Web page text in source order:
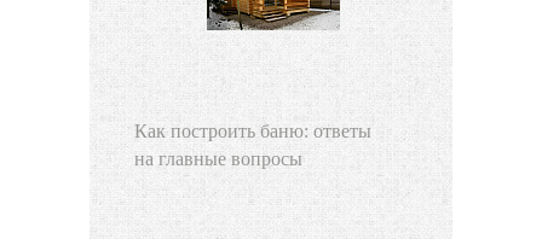
Как построить баню: ответы
на главные вопросы